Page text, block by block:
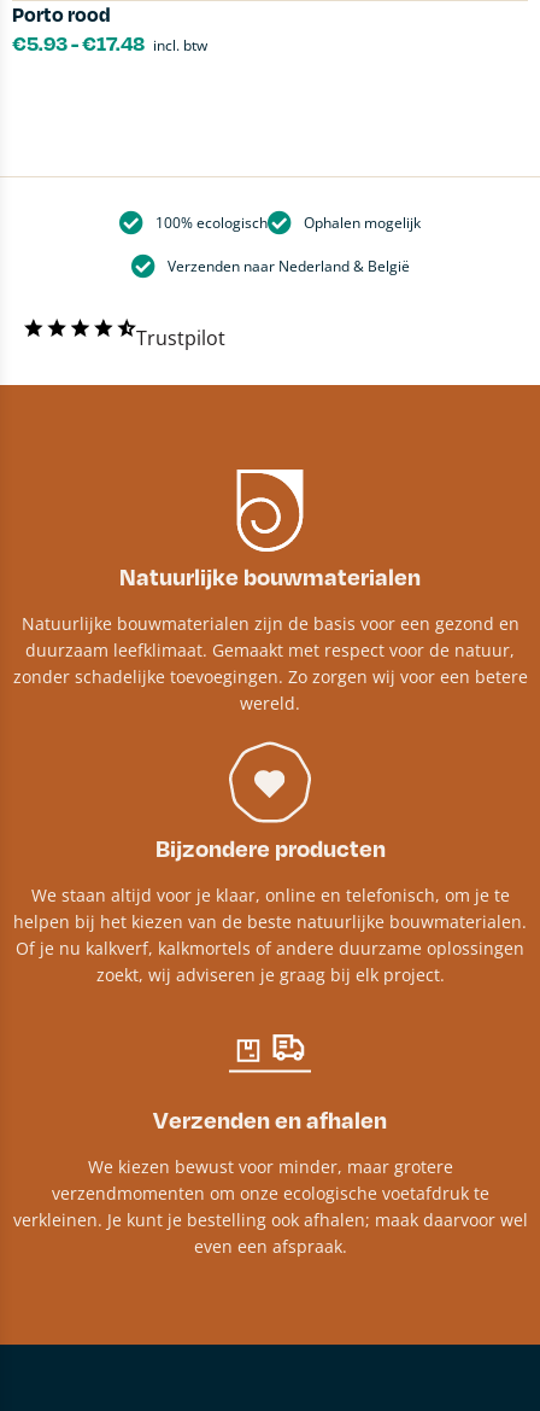
Porto rood
€5.93-€17.48 incl. btw
100% ecologisch Ophalen mogelijk
Verzenden naar Nederland & België
Trustpilot
Natuurlijke bouwmaterialen
Natuurlijke bouwmaterialen zijn de basis voor een gezond en
duurzaam leefklimaat. Gemaakt met respect voor de natuur,
zonder schadelijke toevoegingen. Zo zorgen wij voor een betere
wereld.
Bijzondere producten
We staan altijd voor je klaar, online en telefonisch, om je te
helpen bij het kiezen van de beste natuurlijke bouwmaterialen.
Of je nu kalkverf, kalkmortels of andere duurzame oplossingen
zoekt, wij adviseren je graag bij elk project.​
Verzenden en afhalen
We kiezen bewust voor minder, maar grotere
verzendmomenten om onze ecologische voetafdruk te
verkleinen. Je kunt je bestelling ook afhalen; maak daarvoor wel
even een afspraak.